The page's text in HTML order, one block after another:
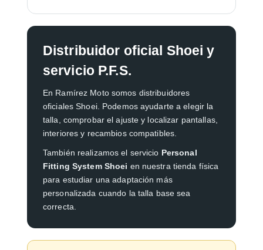
Distribuidor oficial Shoei y
servicio P.F.S.
En Ramírez Moto somos distribuidores
oficiales Shoei. Podemos ayudarte a elegir la
talla, comprobar el ajuste y localizar pantallas,
interiores y recambios compatibles.
También realizamos el servicio Personal
Fitting System Shoei en nuestra tienda física
para estudiar una adaptación más
personalizada cuando la talla base sea
correcta.